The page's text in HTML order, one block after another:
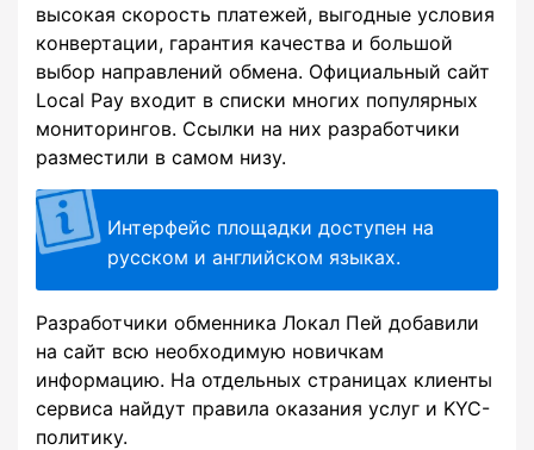
высокая скорость платежей, выгодные условия
конвертации, гарантия качества и большой
выбор направлений обмена. Официальный сайт
Local Pay входит в списки многих популярных
мониторингов. Ссылки на них разработчики
разместили в самом низу.
Интерфейс площадки доступен на
русском и английском языках.
Разработчики обменника Локал Пей добавили
на сайт всю необходимую новичкам
информацию. На отдельных страницах клиенты
сервиса найдут правила оказания услуг и KYC-
политику.